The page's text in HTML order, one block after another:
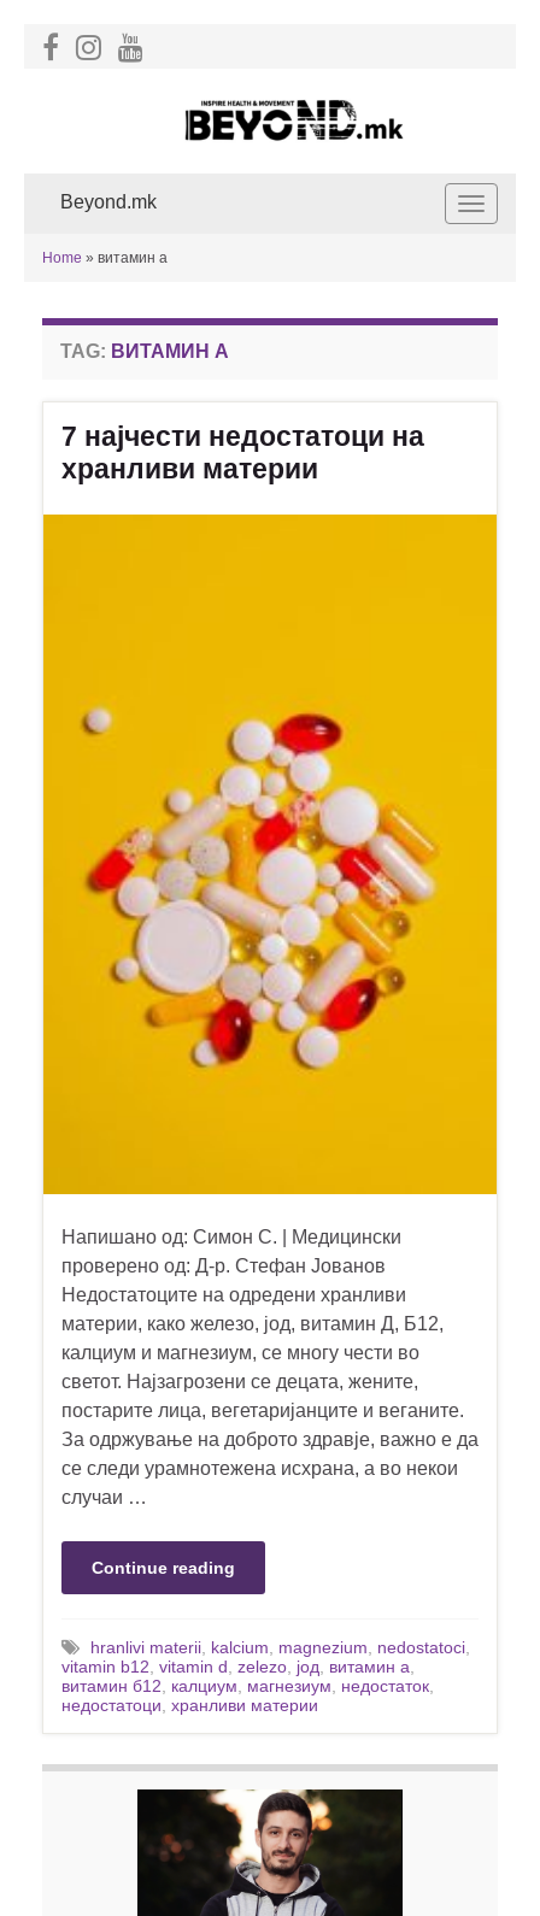
Toggle
Beyond.mk
Home » витамин а
TAG: ВИТАМИН А
7 најчести недостатоци на
хранливи материи
Напишано од: Симон С. | Медицински
проверено од: Д-р. Стефан Јованов
Недостатоците на одредени хранливи
материи, како железо, јод, витамин Д, Б12,
калциум и магнезиум, се многу чести во
светот. Најзагрозени се децата, жените,
постарите лица, вегетаријанците и веганите.
За одржување на доброто здравје, важно е да
се следи урамнотежена исхрана, а во некои
случаи …
Continue reading
hranlivi materii kalcium magnezium nedostatoci
vitamin b12 vitamin d zelezo јод витамин а
витамин б12
калциум магнезиум недостаток
недостатоци хранливи материи